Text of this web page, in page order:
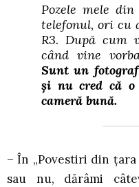
Pozele mele
telefonul, ori cu
R3. După cum
când vine
Sunt un
și nu cred că o
cameră bună.
– În „Povestiri din
sau nu, dărâmi